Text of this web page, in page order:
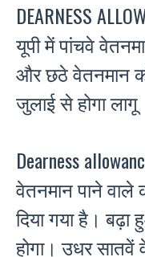
DEARNESS
यूपी में पांचवे
और छठे वेतनमान
जुलाई से होगा लागू
Dearness
वेतनमान पाने वाले
दिया गया है।
होगा। उधर सातवें